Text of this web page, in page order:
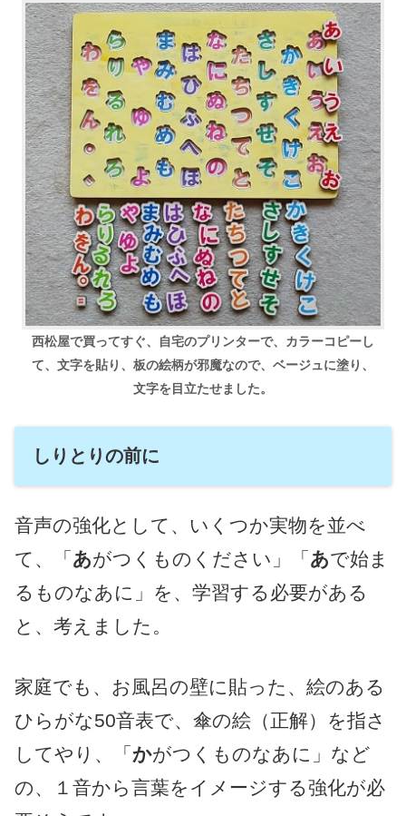
西松屋で買ってすぐ、自宅のプリンターで、カラーコピーし
て、文字を貼り、板の絵柄が邪魔なので、ベージュに塗り、
文字を目立たせました。
しりとりの前に
音声の強化として、いくつか実物を並べ
て、「 あがつくものください」「 あで始ま
るものなあに」を、学習する必要がある
と、考えました。
家庭でも、お風呂の壁に貼った、絵のある
ひらがな50音表で、傘の絵（正解）を指さ
してやり、「 かがつくものなあに」など
の、１音から言葉をイメージする強化が必